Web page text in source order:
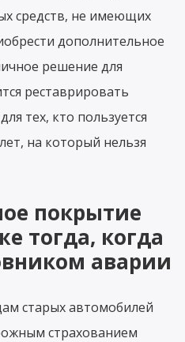
средств, не имеющих
дополнительное
решение для
реставрировать
тех, кто пользуется
на который нельзя
покрытие
тогда, когда
аварии
старых автомобилей
страхованием